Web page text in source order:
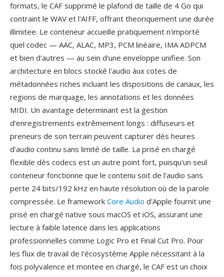
formats, le CAF supprimé le plafond de taille de 4 Go qui
contraint le WAV et l'AIFF, offrant theoriquement une durée
illimitee. Le conteneur accueille pratiquement n'importé
quel codec — AAC, ALAC, MP3, PCM linéaire, IMA ADPCM
et bien d'autres — au sein d'une enveloppe unifiee. Son
architecture en blocs stocké l'audio àux cotes de
métadonnées riches incluant les dispositions de canaux, les
regions de marquage, les annotations et les données
MIDI. Un avantage determinant est la gestion
d'enregistrements extrêmement longs : diffuseurs et
preneurs de son terrain peuvent capturer dès heures
d'audio continu sans limité de taille. La prisé en chargé
flexible dès codecs est un autre point fort, puisqu'un seul
conteneur fonctionne que le contenu soit de l'audio sans
perte 24 bits/192 kHz en haute résolution où de la parole
compressée. Le framework Core Audio d'Apple fournit une
prisé en chargé native sous macOS et iOS, assurant une
lecture à faible latence dans les applications
professionnelles comme Logic Pro et Final Cut Pro. Pour
les flux de travail de l'écosystème Apple nécessitant à la
fois polyvalence et montee en chargé, le CAF est un choix